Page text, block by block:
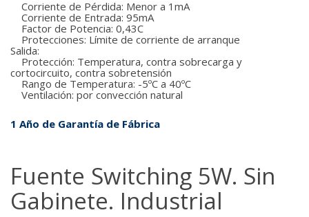
Corriente de Pérdida: Menor a 1mA
Corriente de Entrada: 95mA
Factor de Potencia: 0,43C
Protecciones: Límite de corriente de arranque
Salida:
Protección: Temperatura, contra sobrecarga y
cortocircuito, contra sobretensión
Rango de Temperatura: -5ºC a 40ºC
Ventilación: por convección natural
1 Año de Garantía de Fábrica
Fuente Switching 5W. Sin
Gabinete. Industrial